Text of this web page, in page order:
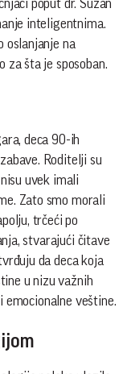
poput dr. Suzan
inteligentnima.
oslanjanje na
za šta je sposoban.
deca 90-ih
Roditelji su
uvek imali
Zato smo morali
trčeći po
stvarajući čitave
da deca koja
u nizu važnih
emocionalne veštine.